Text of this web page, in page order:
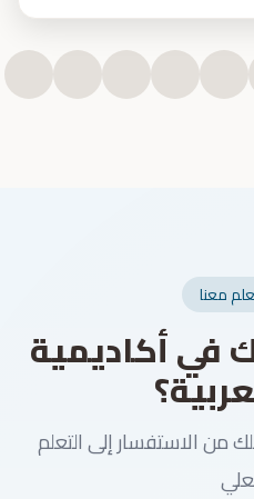
معنا
في أكاديمية
الاستفسار إلى التعلم